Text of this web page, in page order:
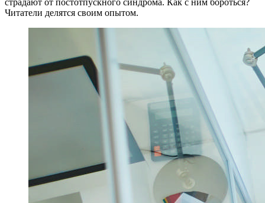
страдают от постотпускного синдрома. Как с ним бороться?
Читатели делятся своим опытом.